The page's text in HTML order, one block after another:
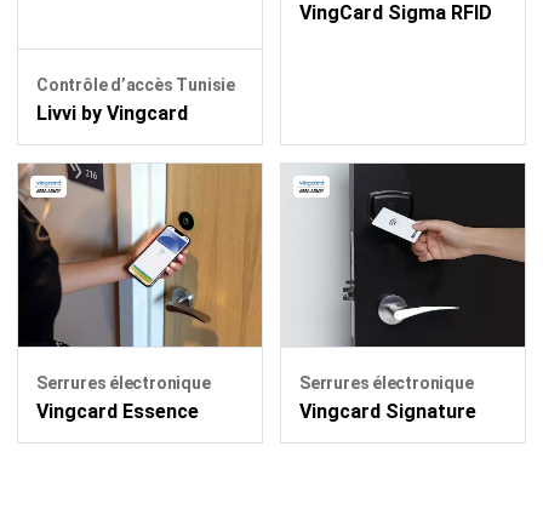
Contrôle d’accès Tunisie
Livvi by Vingcard
VingCard Sigma RFID
Serrures électronique
Vingcard Essence
Serrures électronique
Vingcard Signature